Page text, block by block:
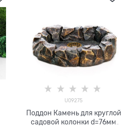
U09275
Поддон Камень для круглой
садовой колонки d=76мм